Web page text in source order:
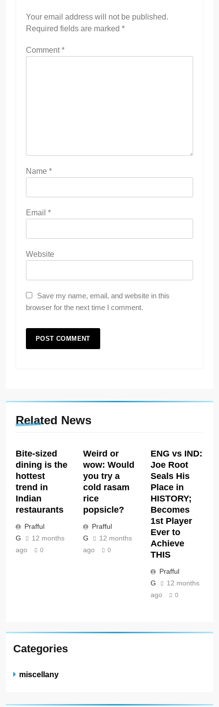
Your email address will not be published.
Required fields are marked *
Comment*
Name *
Email *
Website
Save my name, email, and website in this
browser for the next time I comment.
Related News
Bite-sized
dining is the
hottest
trend in
Indian
restaurants
Prafful
G
12 months
ago
0
Weird or
wow: Would
you try a
cold rasam
rice
popsicle?
Prafful
G
12 months
ago
0
ENG vs IND:
Joe Root
Seals His
Place in
HISTORY;
Becomes
1st Player
Ever to
Achieve
THIS
Prafful
G
12 months
ago
0
Categories
miscellany